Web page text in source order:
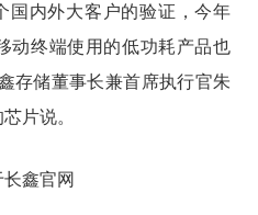
国内外大客户的验证，今年
动终端使用的低功耗产品也
存储董事长兼首席执行官朱
片说。
鑫官网